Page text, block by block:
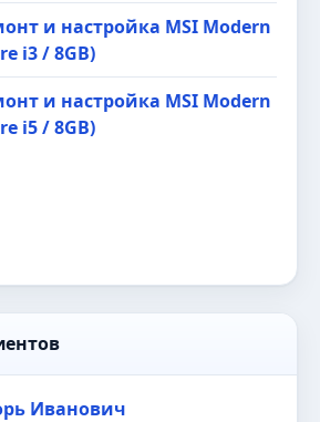
и настройка MSI Modern
i3 / 8GB)
и настройка MSI Modern
i5 / 8GB)
Иванович